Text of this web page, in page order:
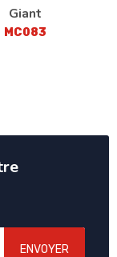
Giant
MC083
ENVOYER